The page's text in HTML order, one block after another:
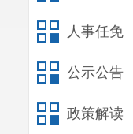
人事任免
公示公告
政策解读